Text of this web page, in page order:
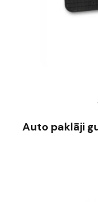
Auto paklāji